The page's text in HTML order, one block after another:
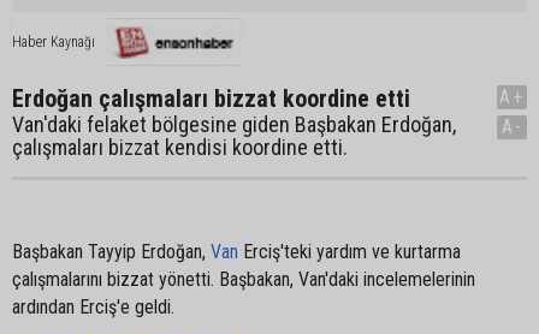
Haber Kaynağı
Erdoğan çalışmaları bizzat koordine etti
Van'daki felaket bölgesine giden Başbakan Erdoğan,
çalışmaları bizzat kendisi koordine etti.
A+
A-
Başbakan Tayyip Erdoğan, Van Erciş'teki yardım ve kurtarma
çalışmalarını bizzat yönetti. Başbakan, Van'daki incelemelerinin
ardından Erciş'e geldi.